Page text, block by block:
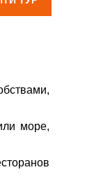
море,